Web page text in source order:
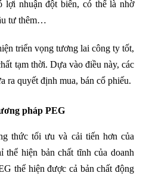
lợi nhuận đột biến, có thể là nhờ
tư thêm…
triển vọng tương lai công ty tốt,
tạm thời. Dựa vào điều này, các
ra quyết định mua, bán cổ phiếu.
pháp PEG
thức tối ưu và cải tiến hơn của
hiện bản chất tĩnh của doanh
thể hiện được cả bản chất động